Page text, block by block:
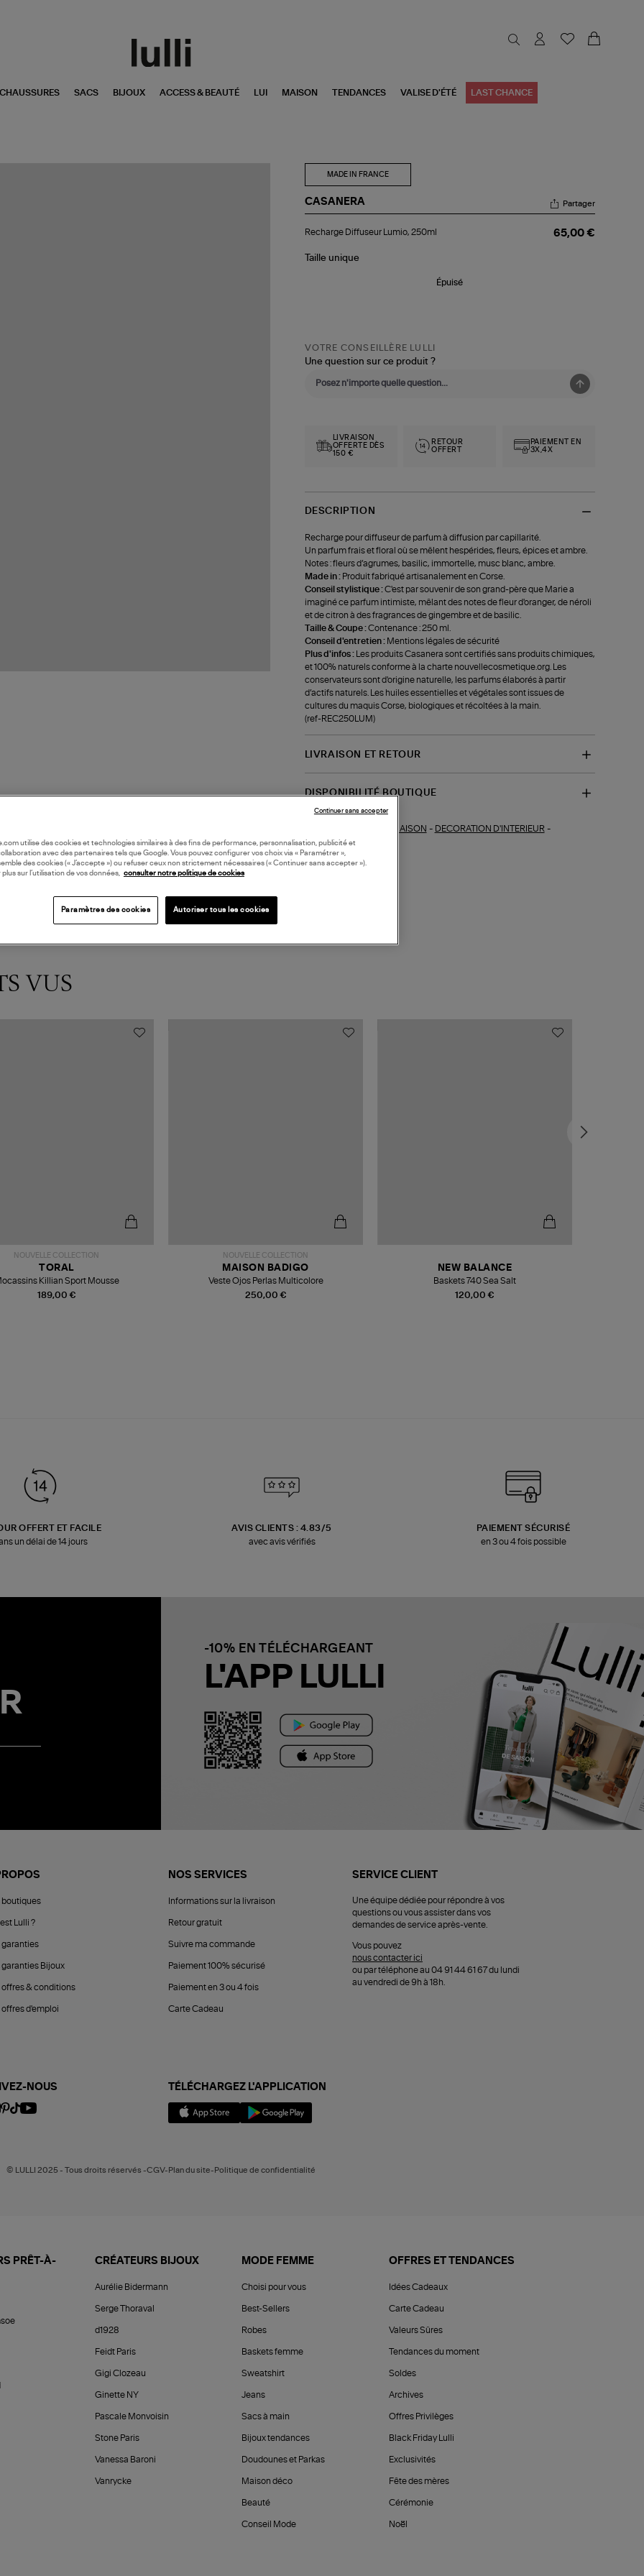
CHAUSSURES SACS BIJOUX ACCESS & BEAUTÉ LUI MAISON TENDANCES VALISE D'ÉTÉ LAST CHANCE
MADE IN FRANCE
CASANERA
Diffuseur
250ml
Partager
Recharge Diffuseur Lumio, 250ml 65,00 €
Taille unique
Épuisé
VOTRE CONSEILLÈRE LULLI
Une question sur ce produit ?
LIVRAISON
OFFERTE DÈS
150 €
RETOUR
OFFERT
PAIEMENT EN
3X,4X
DESCRIPTION
Recharge pour diffuseur de parfum à diffusion par capillarité.
Un parfum frais et floral où se mêlent hespérides, fleurs, épices et ambre.
Notes : fleurs d’agrumes, basilic, immortelle, musc blanc, ambre.
Made in : Produit fabriqué artisanalement en Corse.
Conseil stylistique :C'est par souvenir de son grand-père que Marie a
imaginé ce parfum intimiste, mêlant des notes de fleur d'oranger, de néroli
et de citron à des fragrances de gingembre et de basilic.
Taille & Coupe :Contenance : 250 ml.
Conseil d'entretien : Mentions légales de sécurité
Plus d'infos :
Les produits Casanera sont certifiés sans produits chimiques,
et 100% naturels conforme à la charte nouvellecosmetique.org. Les
conservateurs sont d'origine naturelle, les parfums élaborés à partir
d’actifs naturels. Les huiles essentielles et végétales sont issues de
cultures du maquis Corse, biologiques et récoltées à la main.
(ref-REC250LUM)
LIVRAISON ET RETOUR
DISPONIBILITÉ BOUTIQUE
MAISON - DECORATION D'INTERIEUR -
DIFFUSEURS
VUS
NOUVELLE COLLECTION
189,00 €
TORAL
Killian Sport Mousse
NOUVELLE COLLECTION
250,00 €
MAISON BADIGO
Veste Ojos Perlas Multicolore
120,00 €
NEW BALANCE
Baskets 740 Sea Salt
OFFERT ET FACILE
un délai de 14 jours
AVIS CLIENTS : 4.83/5
avec avis vérifiés
PAIEMENT SÉCURISÉ
en 3 ou 4 fois possible
-10% EN TÉLÉCHARGEANT
L'APP LULLI
boutiques
Lulli ?
garanties
garanties Bijoux
offres & conditions
offres d'emploi
NOS SERVICES
Informations sur la livraison
Retour gratuit
Suivre ma commande
Paiement 100% sécurisé
Paiement en 3 ou 4 fois
Carte Cadeau
SERVICE CLIENT
Une équipe dédiée pour répondre à vos
questions ou vous assister dans vos
demandes de service après-vente.
Vous pouvez
nous contacter ici
ou par téléphone au 04 91 44 61 67 du lundi
au vendredi de 9h à 18h.
NOUS TÉLÉCHARGEZ L'APPLICATION
© LULLI 2025 - Tous droits réservés -CGV-Plan du site-Politique de confidentialité
PRÊT-À-
CRÉATEURS BIJOUX
Aurélie Bidermann
Serge Thoraval
d1928
Feidt Paris
Gigi Clozeau
Ginette NY
Pascale Monvoisin
Stone Paris
Vanessa Baroni
Vanrycke
MODE FEMME
Choisi pour vous
Best-Sellers
Robes
Baskets femme
Sweatshirt
Jeans
Sacs à main
Bijoux tendances
Doudounes et Parkas
Maison déco
Beauté
Conseil Mode
OFFRES ET TENDANCES
Idées Cadeaux
Carte Cadeau
Valeurs Sûres
Tendances du moment
Soldes
Archives
Offres Privilèges
Black Friday Lulli
Exclusivités
Fête des mères
Cérémonie
Noël
utilise des cookies et technologies similaires à des fins de performance, personnalisation, publicité et
avec des partenaires tels que Google. Vous pouvez configurer vos choix via « Paramétrer »,
des cookies (« J’accepte ») ou refuser ceux non strictement nécessaires (« Continuer sans accepter »).
plus sur l’utilisation de vos données, consulter notre politique de cookies
Paramètres des cookies Autoriser tous les cookies
Continuer sans accepter